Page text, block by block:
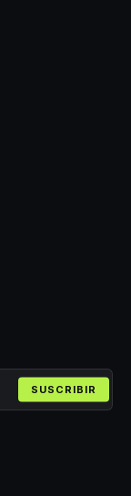
SUSCRIBIR